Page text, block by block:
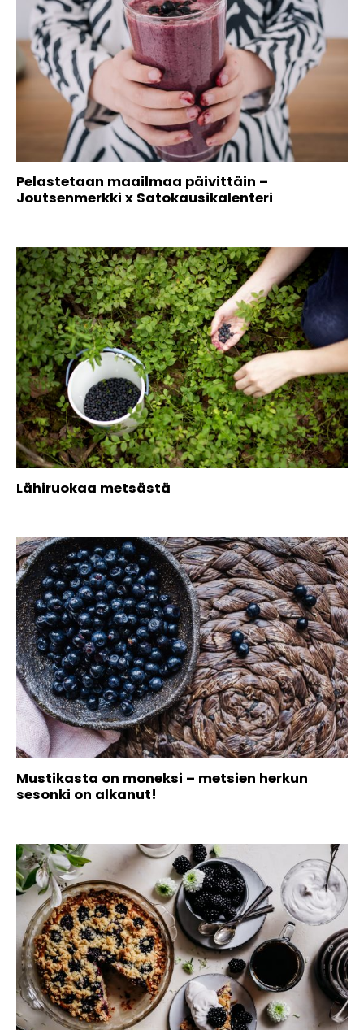
Pelastetaan maailmaa päivittäin –
Joutsenmerkki x Satokausikalenteri
Lähiruokaa metsästä
Mustikasta on moneksi – metsien herkun
sesonki on alkanut!